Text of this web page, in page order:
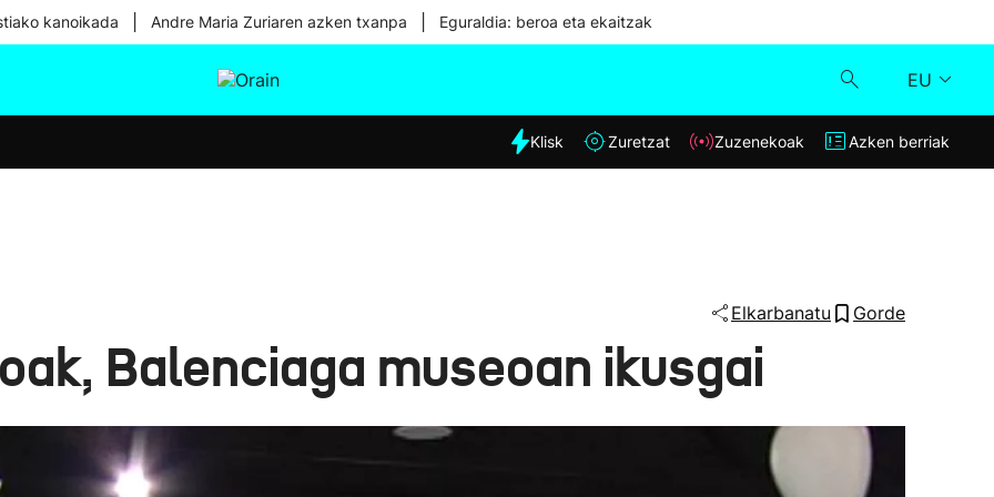
kanoikada Andre Maria Zuriaren azken txanpa Eguraldia: beroa eta ekaitzak
EU
Eguraldia
Klisk
Klisk Zuretzat Zuzenekoak Azken berriak
Elkarbanatu Gorde
Balenciaga museoan ikusgai